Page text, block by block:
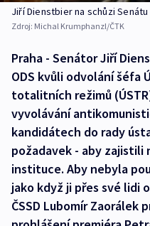
Jiří Dienstbier na schůzi Senátu
Zdroj: Michal Krumphanzl/ČTK
Praha - Senátor Jiří
ODS kvůli odvolání šéfa
totalitních režimů
vyvolávání
kandidátech do rady
požadavek - aby zajistili
instituce. Aby nebyla
jako když ji přes své lidi
ČSSD Lubomír Zaorálek